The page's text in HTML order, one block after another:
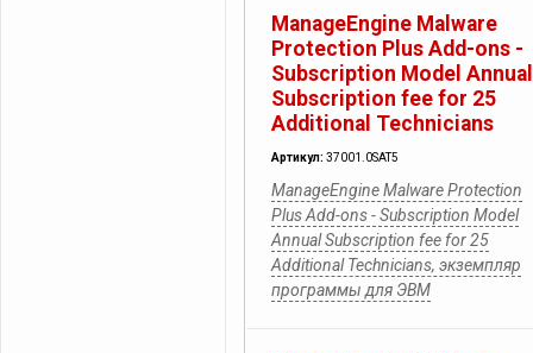
ManageEngine Malware
Protection Plus Add-ons -
Subscription Model Annual
Subscription fee for 25
Additional Technicians
Артикул: 37001.0SAT5
ManageEngine Malware Protection
Plus Add-ons - Subscription Model
Annual Subscription fee for 25
Additional Technicians, экземпляр
программы для ЭВМ